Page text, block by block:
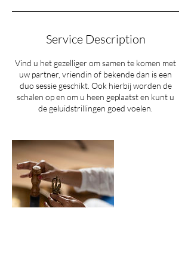
Service Description
Vind u het gezelliger om samen te komen met
uw partner, vriendin of bekende dan is een
duo sessie geschikt. Ook hierbij worden de
schalen op en om u heen geplaatst en kunt u
de geluidstrillingen goed voelen.